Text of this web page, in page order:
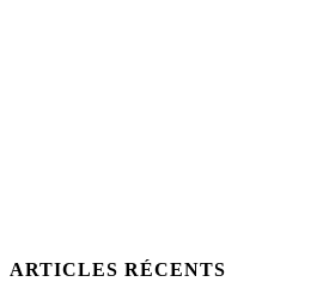
ARTICLES RÉCENTS